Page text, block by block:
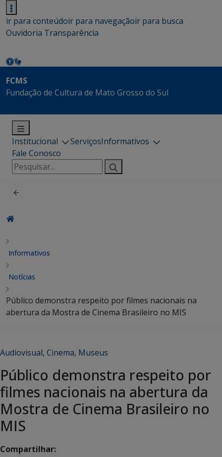
ir para conteúdoir para navegaçãoir para busca
Ouvidoria Transparência
FCMS
Fundação de Cultura de Mato Grosso do Sul
Institucional ServiçosInformativos
Fale Conosco
Pesquisar
por:
Informativos
Notícias
Público demonstra respeito por filmes nacionais na
abertura da Mostra de Cinema Brasileiro no MIS
Audiovisual, Cinema, Museus
Público demonstra respeito por
filmes nacionais na abertura da
Mostra de Cinema Brasileiro no
MIS
Compartilhar: